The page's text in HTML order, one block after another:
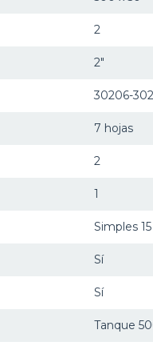
2
2"
30206-
7 hojas
2
1
Simples
Sí
Sí
Tanque